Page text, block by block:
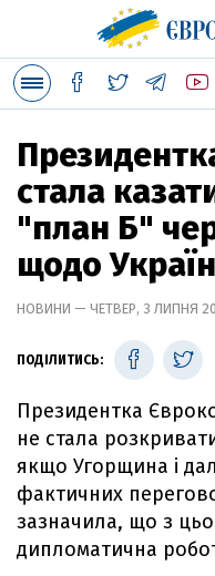
стала
"план Б"
щодо
НОВИНИ — ЧЕТВЕР, 3 ЛИПНЯ
ПОДІЛИТИСЬ:
Президентка
не стала
якщо Угорщина і
фактичних
зазначила, що з
дипломатична